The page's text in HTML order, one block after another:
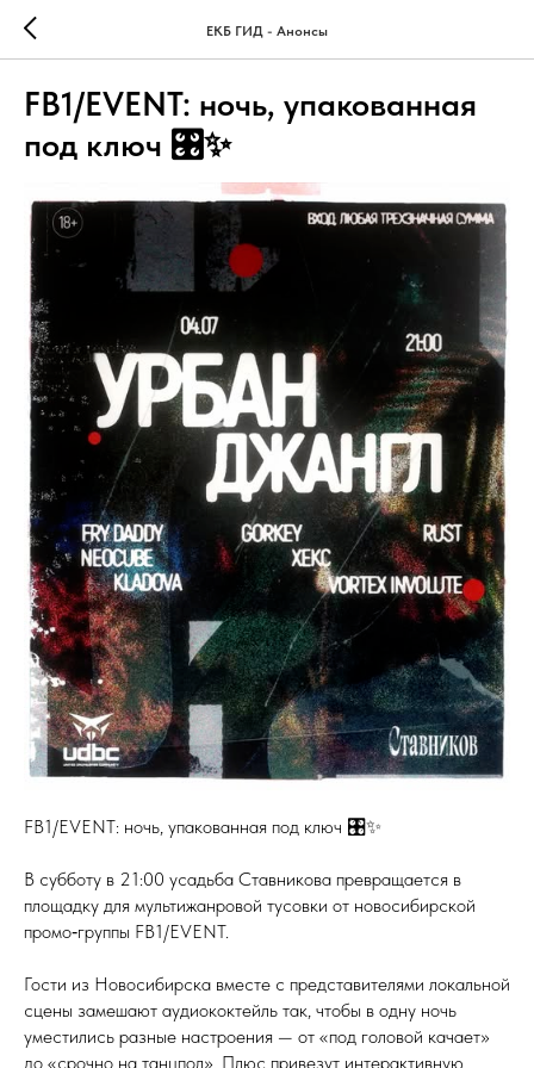
ЕКБ ГИД - Анонсы
FB1/EVENT: ночь, упакованная
под ключ 🎛✨
FB1/EVENT: ночь, упакованная под ключ 🎛✨
В субботу в 21:00 усадьба Ставникова превращается в
площадку для мультижанровой тусовки от новосибирской
промо‑группы FB1/EVENT.
Гости из Новосибирска вместе с представителями локальной
сцены замешают аудиококтейль так, чтобы в одну ночь
уместились разные настроения — от «под головой качает»
до «срочно на танцпол». Плюс привезут интерактивную